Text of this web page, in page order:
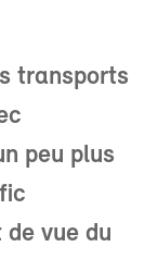
transports
peu plus
de vue du